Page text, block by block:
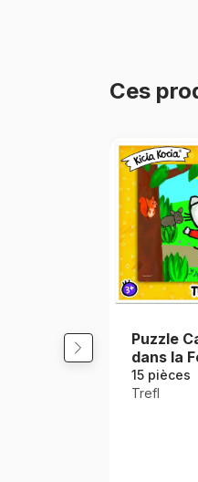
Ces
Puzzle
dans la
15 pièces
Trefl